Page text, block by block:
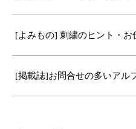
[よみもの] 刺繍のヒント・お
[掲載誌]お問合せの多いアル